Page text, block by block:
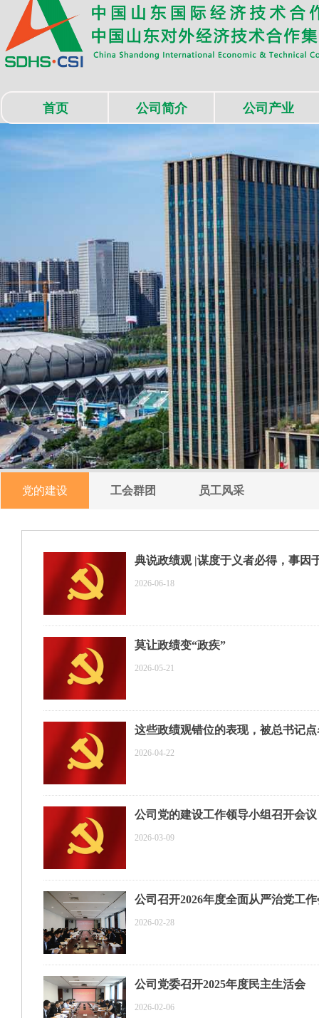
首页 公司简介 公司产业
党的建设 工会群团 员工风采
典说政绩观 |谋度于义者必得，事因
2026-06-18
莫让政绩变“政疾”
2026-05-21
这些政绩观错位的表现，被总书记
2026-04-22
公司党的建设工作领导小组召开会
2026-03-09
公司召开2026年度全面从严治党工
2026-02-28
公司党委召开2025年度民主生活会
2026-02-06